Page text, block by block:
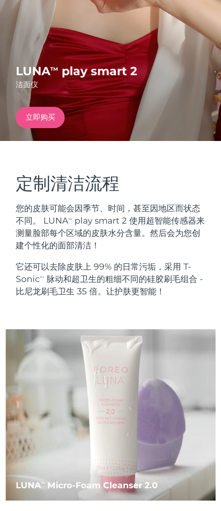
LUNATM play smart 2
洁面仪
立即购买
定制清洁流程
您的皮肤可能会因季节、时间，甚至因地区而状态
不同。 LUNATM
play smart 2 使用超智能传感器来
测量脸部每个区域的皮肤水分含量。然后会为您创
建个性化的面部清洁！
它还可以去除皮肤上 99% 的日常污垢，采用 T-
SonicTM
脉动和超卫生的粗细不同的硅胶刷毛组合 -
比尼龙刷毛卫生 35 倍。让护肤更智能！
LUNATM Micro-Foam Cleanser 2.0
热门产品
特别优惠 畅销产品
红光疗法
面部清洁
LUNA™ 4 套装
Anti-aging massage
LUNA™ 4 Plus
LUNA™ 4 Men
For men, anti-aging massage
LUNA™ 4 mini
For young skin, T-zone
LUNA™ 4 go
LUNA™ 护肤
Premium cleansers & balm
紧致提拉
BEAR™ 2 套装
Microcurrent toning
BEAR™ 2 go
BEAR™ 2 eyes & lips
Microcurrent line smoothing device
面部提拉护理
Premium anti-aging skincare
BEAR™ 设备
补水保湿
UFO™ 3 套装
UFO™ 3 LED
Near-infrared and red light therapy
UFO™ 3 mini
Red light therapy device for young skin
Portable red light therapy
面膜
口腔护理
issa™ 4
issa™ 4 plus
Smart hybrid silicone sonic toothbrush
issa™ 4 smile
Hybrid silicone sonic toothbrush
For ages 0-3
issa™ Teeth Whitening Set
抗老
FAQ™ 101
Clinical anti-aging
FAQ™ 102
FAQ™ 103
Luxurious clinical anti-aging set
LED治疗
NEW
FAQ™ 201
FAQ™ 202
FAQ™ 211
Anti-aging neck & décolleté LED mask
生发
LED hair strengthening scalp massager
FAQ™ Scalp Serum
肌肤年轻化
Full-Spectrum Red Light Therapy
FAQ™ 502
保健品
NEW
西班牙 预计送达日期8/9/26
澳大利亚 预计送达日期 8/12/26
预计送达日期
德国 预计送达日期
加拿大
奥地利
比利时 预计送达日期8/9/26
百慕大
波斯尼亚和黑塞哥维那 预计送达日期 8/12/26
文莱 预计送达日期
加拿大 预计送达日期
智利
中国 预计送达日期
哥伦比亚 8/13/26
克罗地亚 预计送达日期8/9/26
塞浦路斯 预计送达日期
捷克 预计送达日期8/9/26
丹麦 预计送达日期8/9/26